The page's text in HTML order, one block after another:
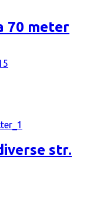
70 meter
str.